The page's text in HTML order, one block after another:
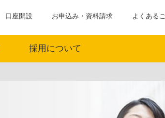
口座開設 お申込み・資料請求 よくある
採用について